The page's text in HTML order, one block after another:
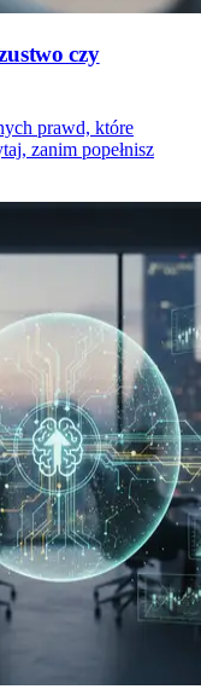
czy
prawd, które
zanim popełnisz